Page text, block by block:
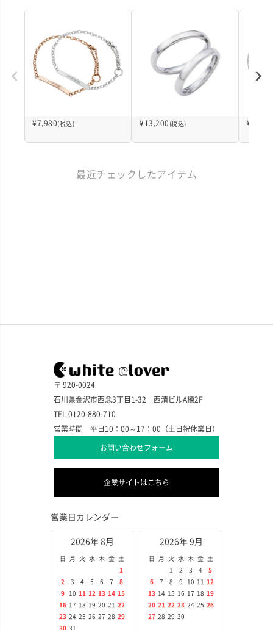
¥7,980 (税込) ¥ 13,200 (税込) ¥
最近チェックしたアイテム
〒 920-0024
石川県金沢市西念3丁目1-32 西清ビルA棟2F
TEL 0120-880-710
営業時間 平日10：00～17：00（土日祝休業日）
お問い合わせフォーム
企業サイトはこちら
営業日カレンダー
2026年 8月
日 月 火 水 木 金
土
1
2
3 4 5 6 7
8
9
10 11 12 13 14 15
16 17 18 19 20 21
22
23 24 25 26 27 28 29
30 31
2026年 9月
日 月 火 水 木 金
土
1
2 3 4
5
6
7 8 9 10 11
12
13 14 15 16 17 18 19
20 21 22 23 24 25 26
27 28 29 30